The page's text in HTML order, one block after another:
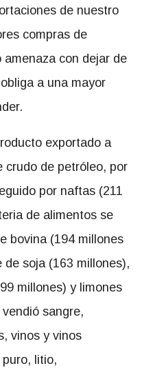
de nuestro
compras de
amenaza con dejar de
a una mayor
exportado a
crudo de petróleo, por
por naftas (211
de alimentos se
bovina (194 millones
soja (163 millones),
millones) y limones
sangre,
vinos y vinos
litio,